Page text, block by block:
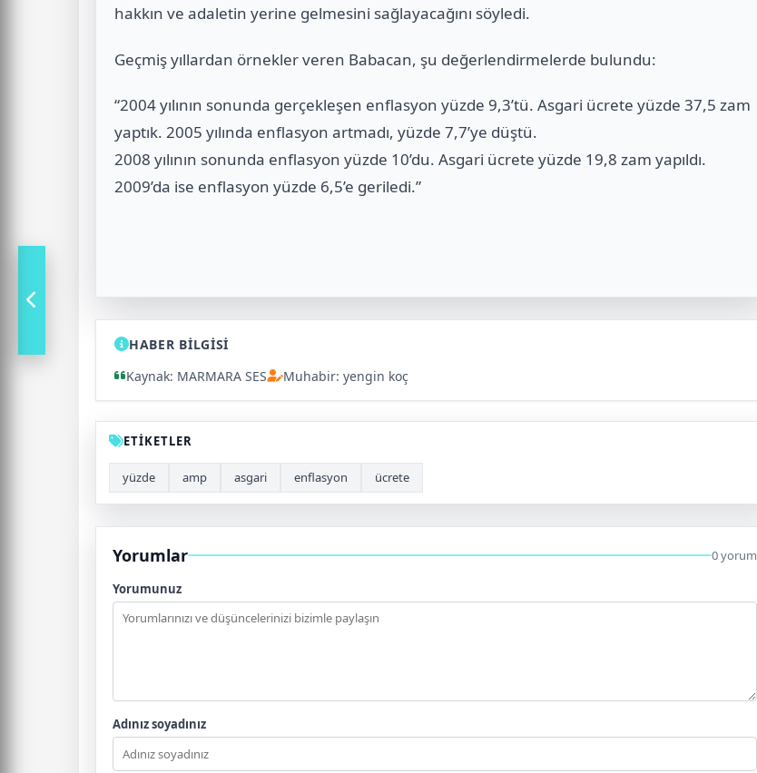
hakkın ve adaletin yerine gelmesini sağlayacağını söyledi.
Geçmiş yıllardan örnekler veren Babacan, şu değerlendirmelerde bulundu:
“2004 yılının sonunda gerçekleşen enflasyon yüzde 9,3’tü. Asgari ücrete yüzde 37,5 zam
yaptık. 2005 yılında enflasyon artmadı, yüzde 7,7’ye düştü.
2008 yılının sonunda enflasyon yüzde 10’du. Asgari ücrete yüzde 19,8 zam yapıldı.
2009’da ise enflasyon yüzde 6,5’e geriledi.”
HABER BİLGİSİ
Kaynak: MARMARA SES
Muhabir: yengin koç
ETİKETLER
yüzde amp asgari enflasyon ücrete
Yorumlar 0 yorum
Yorumunuz
Adınız soyadınız